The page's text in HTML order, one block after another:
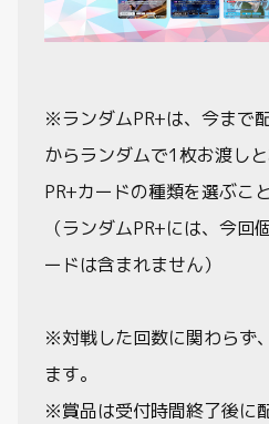
※ランダムPR+は、今まで
からランダムで1枚お渡し
PR+カードの種類を選ぶこ
（ランダムPR+には、今回
ードは含まれません）
※対戦した回数に関わらず
ます。
※賞品は受付時間終了後に